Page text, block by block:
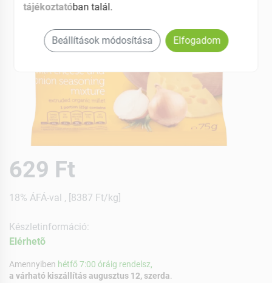
629 Ft
18% ÁFÁ-val , [8387 Ft/kg]
Készletinformáció:
Elérhetõ
Amennyiben hétfő 7:00 óráig rendelsz,
a várható kiszállítás augusztus 12, szerda
tájékoztatóban talál.
Beállítások módosítása Elfogadom